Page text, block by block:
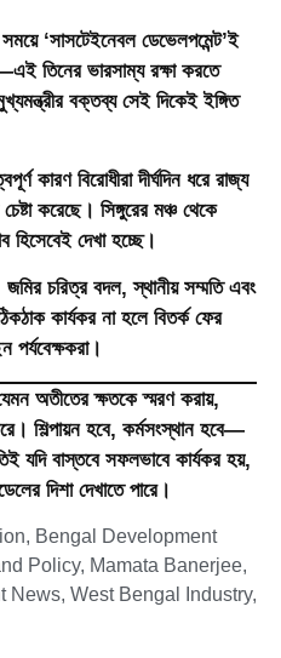
‘সাসটেইনেবল ডেভেলপমেন্ট’ই
তিনের ভারসাম্য রক্ষা করতে
বক্তব্য সেই দিকেই ইঙ্গিত
কারণ বিরোধীরা দীর্ঘদিন ধরে রাজ্য
করেছে। সিঙ্গুরের মঞ্চ থেকে
হিসেবেই দেখা হচ্ছে।
চরিত্র বদল, স্থানীয় সম্মতি এবং
কার্যকর না হলে বিতর্ক ফের
পর্যবেক্ষকরা।
অতীতের ক্ষতকে স্মরণ করায়,
শিল্পায়ন হবে, কর্মসংস্থান হবে—
যদি বাস্তবে সফলভাবে কার্যকর হয়,
দিশা দেখাতে পারে।
, Bengal Development
Policy, Mamata Banerjee,
News, West Bengal Industry,